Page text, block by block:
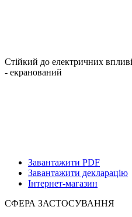
Стійкий до електричних
- екранований
Завантажити PDF
Завантажити декларацію
Інтернет-магазин
СФЕРА ЗАСТОСУВАННЯ